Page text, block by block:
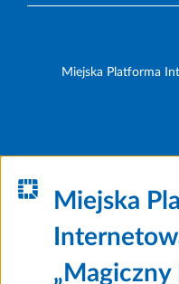
Miejska Platforma
Miejska
„Magiczny